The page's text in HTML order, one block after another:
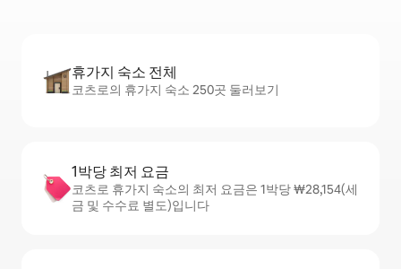
휴가지 숙소 전체
코츠로의 휴가지 숙소 250곳 둘러보기
1박당 최저 요금
코츠로 휴가지 숙소의 최저 요금은 1박당 ₩28,154(세
금 및 수수료 별도)입니다